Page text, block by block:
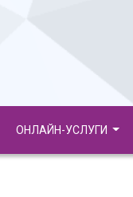
ОНЛАЙН-УСЛУГИ